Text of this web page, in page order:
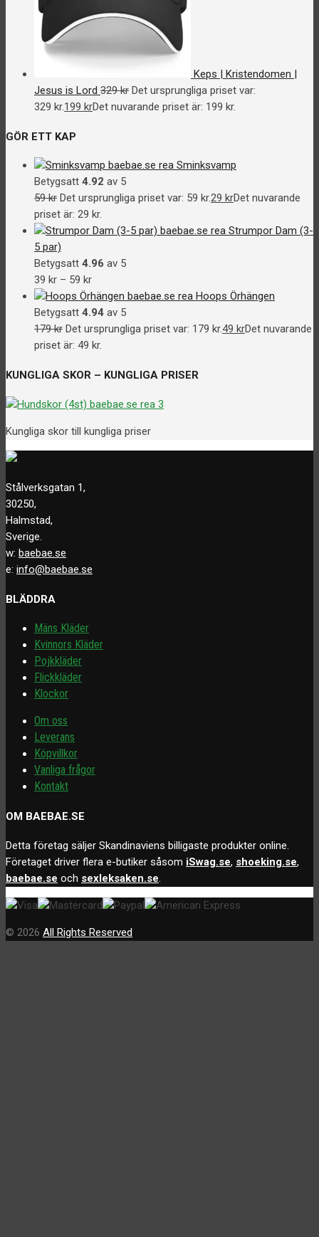
Keps | Kristendomen |
Jesus is Lord 329kr Det ursprungliga priset var:
329 kr.199 krDet nuvarande priset är: 199 kr.
GÖR ETT KAP
Sminksvamp
Betygsatt 4.92 av 5
59kr Det ursprungliga priset var: 59 kr.29 krDet nuvarande
priset är: 29 kr.
Strumpor Dam (3-
5 par)
Betygsatt 4.96 av 5
39 kr – 59 kr
Hoops Örhängen
Betygsatt 4.94 av 5
179kr Det ursprungliga priset var: 179 kr.49 krDet nuvarande
priset är: 49 kr.
KUNGLIGA SKOR – KUNGLIGA PRISER
Kungliga skor till kungliga priser
Stålverksgatan 1,
30250,
Halmstad,
Sverige.
w: baebae.se
e: info@baebae.se
BLÄDDRA
Mäns Kläder
Kvinnors Kläder
Pojkkläder
Flickkläder
Klockor
Om oss
Leverans
Köpvillkor
Vanliga frågor
Kontakt
OM BAEBAE.SE
Detta företag säljer Skandinaviens billigaste produkter online.
Företaget driver flera e-butiker såsom iSwag.se, shoeking.se,
baebae.se och sexleksaken.se.
© 2026 All Rights Reserved